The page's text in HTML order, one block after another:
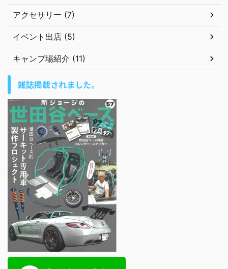
アクセサリー (7)
イベント出店 (5)
キャンブ場紹介 (11)
雑誌掲載されました。